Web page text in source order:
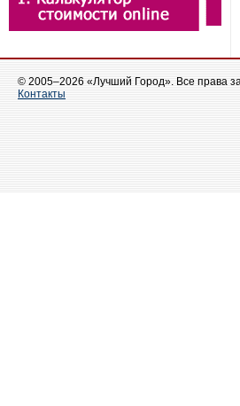
© 2005–2026 «Лучший Город». Все права
Контакты